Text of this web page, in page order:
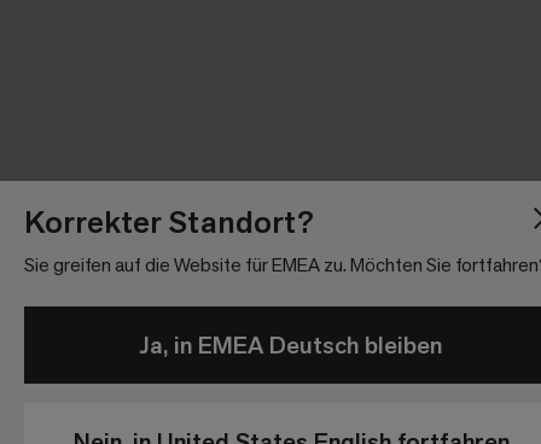
Korrekter Standort?
Sie greifen auf die Website für EMEA zu. Möchten Sie
Ja, in EMEA Deutsch bleiben